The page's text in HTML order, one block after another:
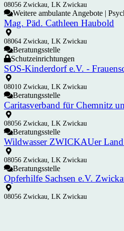
08056 Zwickau, LK Zwickau
Weitere ambulante Angebote |
Mag. Päd. Cathleen Haubold
08064 Zwickau, LK Zwickau
Beratungsstelle
Schutzeinrichtungen
SOS-Kinderdorf e.V. -
08010 Zwickau, LK Zwickau
Beratungsstelle
Caritasverband für Chemnitz
08056 Zwickau, LK Zwickau
Beratungsstelle
Wildwasser ZWICKAUer
08056 Zwickau, LK Zwickau
Beratungsstelle
Opferhilfe Sachsen e.V.
08056 Zwickau, LK Zwickau